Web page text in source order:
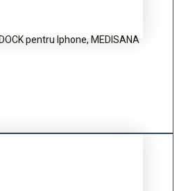
pentru Iphone, MEDISANA